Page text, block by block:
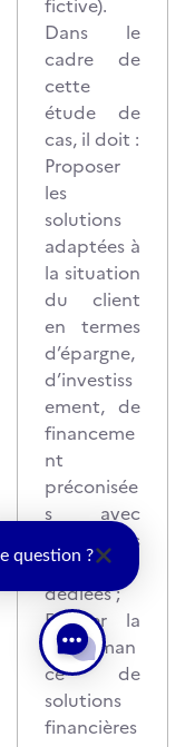
fictive).
Dans le
cadre de
cette
étude de
cas, il doit :
Proposer
les
solutions
adaptées à
la situation
du client
en termes
d’épargne,
d’investiss
ement, de
financeme
nt
préconisée
s avec
l’aide des
expertises
dédiées ;
Evaluer la
performan
ce de
solutions
financières
question ?